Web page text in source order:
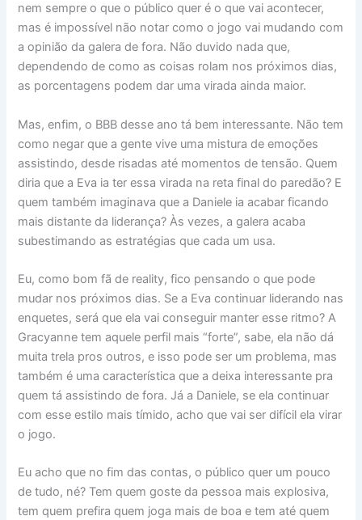
nem sempre o que o público quer é o que vai acontecer,
mas é impossível não notar como o jogo vai mudando com
a opinião da galera de fora. Não duvido nada que,
dependendo de como as coisas rolam nos próximos dias,
as porcentagens podem dar uma virada ainda maior.
Mas, enfim, o BBB desse ano tá bem interessante. Não tem
como negar que a gente vive uma mistura de emoções
assistindo, desde risadas até momentos de tensão. Quem
diria que a Eva ia ter essa virada na reta final do paredão? E
quem também imaginava que a Daniele ia acabar ficando
mais distante da liderança? Às vezes, a galera acaba
subestimando as estratégias que cada um usa.
Eu, como bom fã de reality, fico pensando o que pode
mudar nos próximos dias. Se a Eva continuar liderando nas
enquetes, será que ela vai conseguir manter esse ritmo? A
Gracyanne tem aquele perfil mais “forte”, sabe, ela não dá
muita trela pros outros, e isso pode ser um problema, mas
também é uma característica que a deixa interessante pra
quem tá assistindo de fora. Já a Daniele, se ela continuar
com esse estilo mais tímido, acho que vai ser difícil ela virar
o jogo.
Eu acho que no fim das contas, o público quer um pouco
de tudo, né? Tem quem goste da pessoa mais explosiva,
tem quem prefira quem joga mais de boa e tem até quem